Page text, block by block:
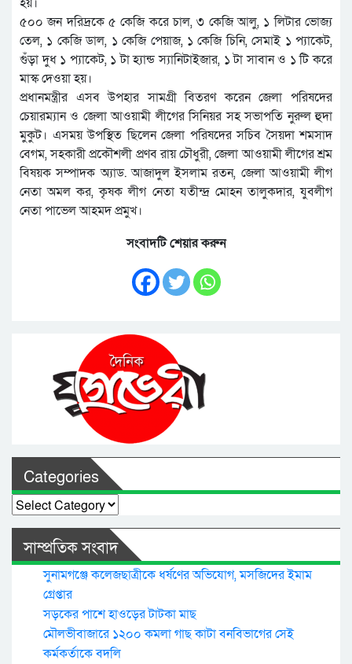
হয়।
৫০০ জন দরিদ্রকে ৫ কেজি করে চাল, ৩ কেজি আলু, ১ লিটার ভোজ্য
তেল, ১ কেজি ডাল, ১ কেজি পেয়াজ, ১ কেজি চিনি, সেমাই ১ প্যাকেট,
গুঁড়া দুধ ১ প্যাকেট, ১ টা হ্যান্ড স্যানিটাইজার, ১ টা সাবান ও ১ টি করে
মাস্ক দেওয়া হয়।
প্রধানমন্ত্রীর এসব উপহার সামগ্রী বিতরণ করেন জেলা পরিষদের
চেয়ারম্যান ও জেলা আওয়ামী লীগের সিনিয়র সহ সভাপতি নুরুল হুদা
মুকুট। এসময় উপস্থিত ছিলেন জেলা পরিষদের সচিব সৈয়দা শমসাদ
বেগম, সহকারী প্রকৌশলী প্রণব রায় চৌধুরী, জেলা আওয়ামী লীগের শ্রম
বিষয়ক সম্পাদক অ্যাড. আজাদুল ইসলাম রতন, জেলা আওয়ামী লীগ
নেতা অমল কর, কৃষক লীগ নেতা যতীন্দ্র মোহন তালুকদার, যুবলীগ
নেতা পাভেল আহমদ প্রমুখ।
সংবাদটি শেয়ার করুন
Categories
Categories
সাম্প্রতিক সংবাদ
সুনামগঞ্জে কলেজছাত্রীকে ধর্ষণের অভিযোগ, মসজিদের ইমাম
গ্রেপ্তার
সড়কের পাশে হাওড়ের টাটকা মাছ
মৌলভীবাজারে ১২০০ কমলা গাছ কাটা বনবিভাগের সেই
কর্মকর্তাকে বদলি